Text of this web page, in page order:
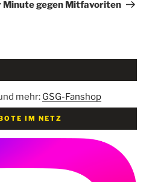
Minute gegen Mitfavoriten
mehr: GSG-Fanshop
IM NETZ